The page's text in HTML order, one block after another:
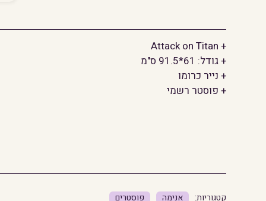
on
+ Attack on Titan
+ גודל: 61*91.5 ס"מ
+ נייר כרומו
+ פוסטר רשמי
אנימה פוסטרים